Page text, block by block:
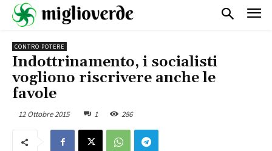
CONTRO POTERE
Indottrinamento, i socialisti
vogliono riscrivere anche le
favole
12 Ottobre 2015 1 286